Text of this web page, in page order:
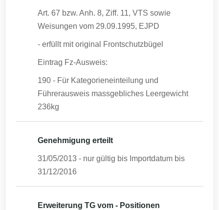
Art. 67 bzw. Anh. 8, Ziff. 11, VTS sowie
Weisungen vom 29.09.1995, EJPD
- erfüllt mit original Frontschutzbügel
Eintrag Fz-Ausweis:
190 - Für Kategorieneinteilung und
Führerausweis massgebliches Leergewicht
236kg
Genehmigung erteilt
31/05/2013 - nur gültig bis Importdatum bis
31/12/2016
Erweiterung TG vom - Positionen